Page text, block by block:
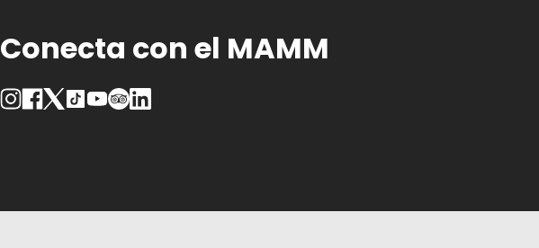
Conecta con el MAMM